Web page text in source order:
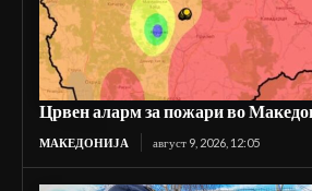
Црвен аларм за пожари во
МАКЕДОНИЈА август 9, 2026, 12:05